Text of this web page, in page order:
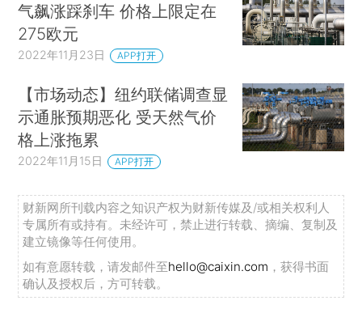
气飙涨踩刹车 价格上限定在
275欧元
2022年11月23日 APP打开
【市场动态】纽约联储调查显
示通胀预期恶化 受天然气价
格上涨拖累
2022年11月15日 APP打开
财新网所刊载内容之知识产权为财新传媒及/或相关权利人
专属所有或持有。未经许可，禁止进行转载、摘编、复制及
建立镜像等任何使用。
如有意愿转载，请发邮件至hello@caixin.com ，获得书面
确认及授权后，方可转载。